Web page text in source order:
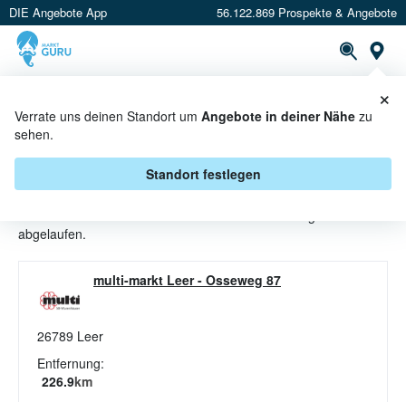
DIE Angebote App 56.122.869 Prospekte & Angebote
Verrate uns deinen Standort um Angebote in deiner Nähe zu
sehen.
Standort festlegen
×
DEO ANGEBOTE & AKTIONEN BEI
MULTI-MARKT
abgelaufen.
multi-markt Leer- Osseweg 87
26789 Leer
Entfernung:
226.9km